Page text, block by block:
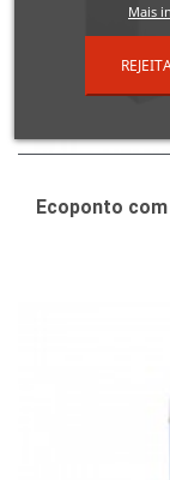
Ecoponto
Mais